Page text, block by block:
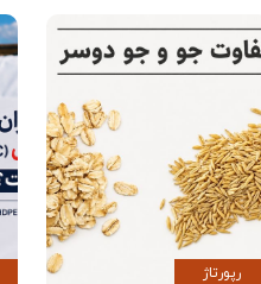
رپورتاژ